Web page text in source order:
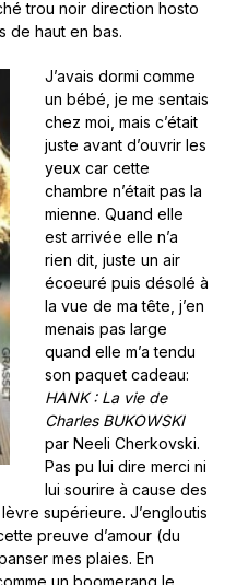
trou noir direction hosto
de haut en bas.
J’avais dormi comme
un bébé, je me sentais
chez moi, mais c’était
juste avant d’ouvrir les
yeux car cette
chambre n’était pas la
mienne. Quand elle
est arrivée elle n’a
rien dit, juste un air
écoeuré puis désolé à
la vue de ma tête, j’en
menais pas large
quand elle m’a tendu
son paquet cadeau:
HANK : La vie de
Charles BUKOWSKI
par Neeli Cherkovski.
Pas pu lui dire merci ni
lui sourire à cause des
supérieure. J’engloutis
preuve d’amour (du
mes plaies. En
un boomerang le